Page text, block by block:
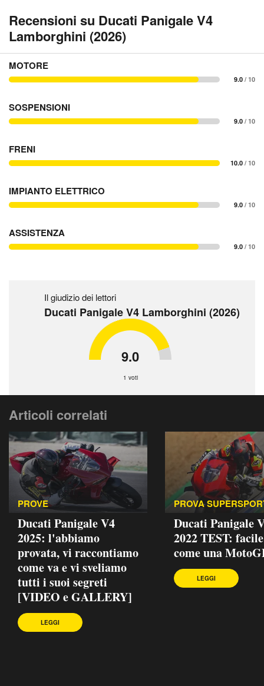
Recensioni su Ducati Panigale V4
Lamborghini (2026)
MOTORE
9.0 / 10
SOSPENSIONI
9.0 / 10
FRENI
10.0 / 10
IMPIANTO ELETTRICO
9.0 / 10
ASSISTENZA
9.0 / 10
Il giudizio dei lettori
Ducati Panigale V4 Lamborghini (2026)
9.0
1 voti
Articoli correlati
PROVE
Ducati Panigale V4
2025: l'abbiamo
provata, vi raccontiamo
come va e vi sveliamo
tutti i suoi segreti
[VIDEO e GALLERY]
LEGGI
PROVA
Ducati Panigale
2022 TEST:
come una
LEGGI